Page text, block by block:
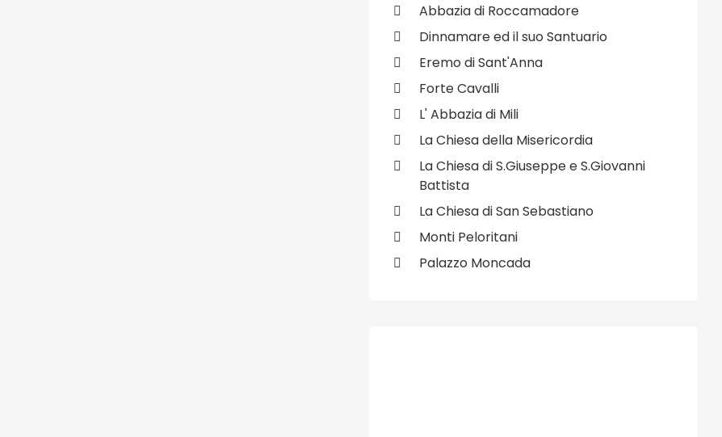
Abbazia di Roccamadore
Dinnamare ed il suo Santuario
Eremo di Sant'Anna
Forte Cavalli
L' Abbazia di Mili
La Chiesa della Misericordia
La Chiesa di S.Giuseppe e S.Giovanni
Battista
La Chiesa di San Sebastiano
Monti Peloritani
Palazzo Moncada